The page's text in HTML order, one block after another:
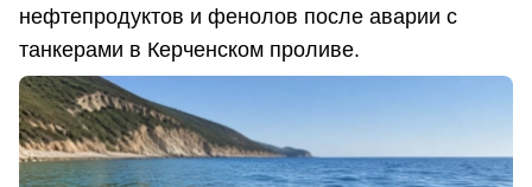
нефтепродуктов и фенолов после аварии с
танкерами в Керченском проливе.